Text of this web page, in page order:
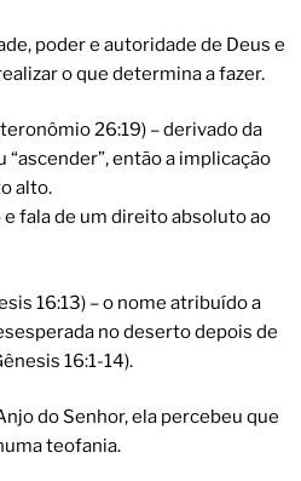
poder e autoridade de Deus e
o que determina a fazer.
26:19) – derivado da
“ascender”, então a implicação
alto.
e fala de um direito absoluto ao
16:13) – o nome atribuído a
no deserto depois de
16:1-14).
do Senhor, ela percebeu que
teofania.